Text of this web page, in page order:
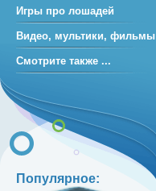
Игры про лошадей
Видео, мультики, фильмы
Смотрите также ...
Популярное: